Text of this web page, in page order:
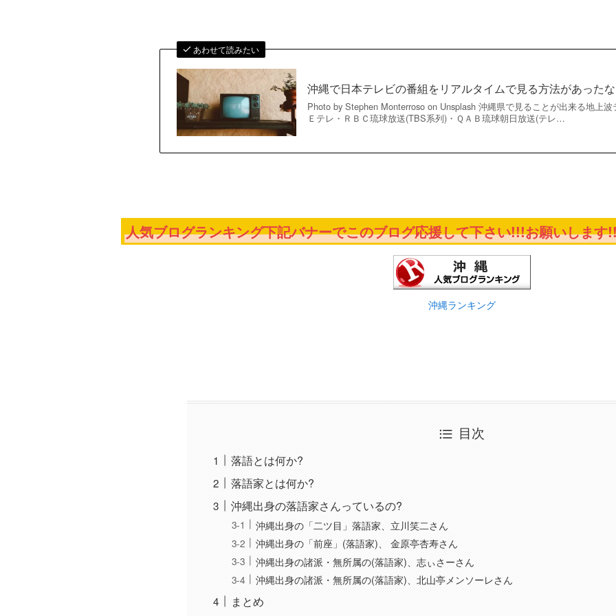
あわせて読みたい
沖縄で日本テレビの番組をリアルタイムで見る方法があった
Photo by Stephen Monterroso on Unsplash 沖縄県で見ることが出来る地上
Ｅテレ・ＲＢＣ琉球放送(TBS系列)・ＱＡＢ琉球朝日放送(テレ…
人気ブログランキング下記バナーでこのブログ応援して下さい!!!お願いします
沖縄ランキング
目次
落語とは何か?
落語家とは何か?
沖縄出身の落語家さんっているの?
沖縄出身の「二ツ目」落語家、立川笑二さん
沖縄出身の「前座」(落語家)、 金原亭杏寿さん
沖縄出身の諸派・無所属の(落語家)、志ぃさーさん
沖縄出身の諸派・無所属の(落語家)、北山亭メンソーレさん
まとめ